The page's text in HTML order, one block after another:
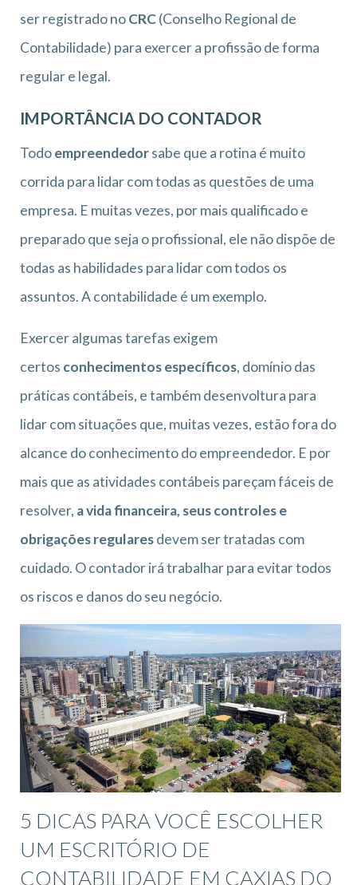
ser registrado noCRC(Conselho Regional de
Contabilidade) para exercer a profissão de forma
regular e legal.
IMPORTÂNCIA DO CONTADOR
Todoempreendedorsabe que a rotina é muito
corrida para lidar com todas as questões de uma
empresa. E muitas vezes, por mais qualificado e
preparado que seja o profissional, ele não dispõe de
todas as habilidades para lidar com todos os
assuntos. A contabilidade é um exemplo.
Exercer algumas tarefas exigem
certos conhecimentos específicos, domínio das
práticas contábeis, e também desenvoltura para
lidar com situações que, muitas vezes, estão fora do
alcance do conhecimento do empreendedor. E por
mais que as atividades contábeis pareçam fáceis de
resolver, a vida financeira, seus controles e
obrigações regularesdevem ser tratadas com
cuidado. O contador irá trabalhar para evitar todos
os riscos e danos do seu negócio.
5 DICAS PARA VOCÊ ESCOLHER
UM ESCRITÓRIO DE
CONTABILIDADE EM CAXIAS DO